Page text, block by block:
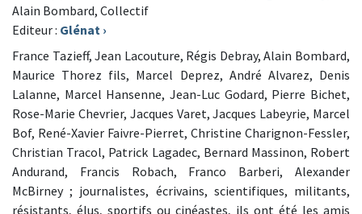
Alain Bombard, Collectif
Editeur : Glénat ›
France Tazieff, Jean Lacouture, Régis Debray, Alain Bombard,
Maurice Thorez fils, Marcel Deprez, André Alvarez, Denis
Lalanne, Marcel Hansenne, Jean-Luc Godard, Pierre Bichet,
Rose-Marie Chevrier, Jacques Varet, Jacques Labeyrie, Marcel
Bof, René-Xavier Faivre-Pierret, Christine Charignon-Fessler,
Christian Tracol, Patrick Lagadec, Bernard Massinon, Robert
Andurand, Francis Robach, Franco Barberi, Alexander
McBirney ; journalistes, écrivains, scientifiques, militants,
résistants, élus, sportifs ou cinéastes, ils ont été les amis